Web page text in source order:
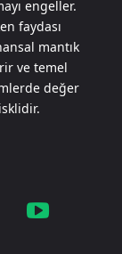
engeller.
faydası
mantık
ve temel
değer